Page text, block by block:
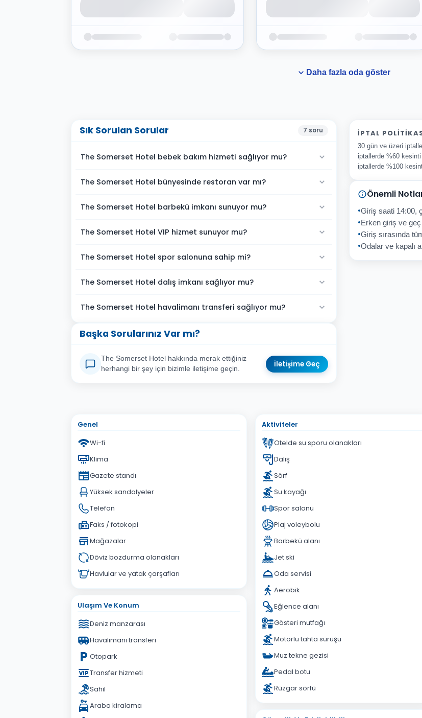
Daha fazla oda göster
Sık Sorulan Sorular 7 soru
The Somerset Hotel bebek bakım hizmeti sağlıyor mu?
The Somerset Hotel bünyesinde restoran var mı?
The Somerset Hotel barbekü imkanı sunuyor mu?
The Somerset Hotel VIP hizmet sunuyor mu?
The Somerset Hotel spor salonuna sahip mi?
The Somerset Hotel dalış imkanı sağlıyor mu?
The Somerset Hotel havalimanı transferi sağlıyor mu?
Başka Sorularınız Var mı?
The Somerset Hotel hakkında merak ettiğiniz
herhangi bir şey için bizimle iletişime geçin.
İletişime Geç
Sorunuz
İPTAL
30 gün ve üzeri
iptallerde %60
iptallerde %100
Önemli
Giriş saati 14:00,
Erken giriş ve geç
Giriş sırasında
Odalar ve kapalı
Genel
Wi-fi
Klima
Gazete standı
Yüksek sandalyeler
Telefon
Faks / fotokopi
Mağazalar
Döviz bozdurma olanakları
Havlular ve yatak çarşafları
Ulaşım Ve Konum
Deniz manzarası
Havalimanı transferi
Otopark
Transfer hizmeti
Sahil
Araba kiralama
Aktiviteler
Otelde su sporu olanakları
Dalış
Sörf
Su kayağı
Spor salonu
Plaj voleybolu
Barbekü alanı
Jet ski
Oda servisi
Aerobik
Eğlence alanı
Gösteri mutfağı
Motorlu tahta sürüşü
Muz tekne gezisi
Pedal botu
Rüzgar sörfü